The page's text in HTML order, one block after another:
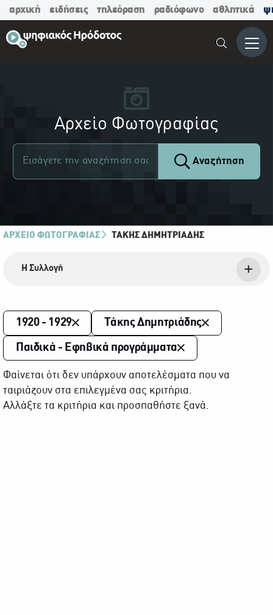
αρχική ειδήσεις τηλεόραση ραδιόφωνο αθλητικά
Μενού
Αρχείο Φωτογραφίας
Αναζήτηση
ΑΡΧΕΙΟ ΦΩΤΟΓΡΑΦΙΑΣ ΤΆΚΗΣ ΔΗΜΗΤΡΙΆΔΗΣ
Η Συλλογή
1920 - 1929 Τάκης Δημητριάδης
Παιδικά - Εφηβικά προγράμματα
Φαίνεται ότι δεν υπάρχουν αποτελέσματα που να
ταιριάζουν στα επιλεγμένα σας κριτήρια.
Αλλάξτε τα κριτήρια και προσπαθήστε ξανά.